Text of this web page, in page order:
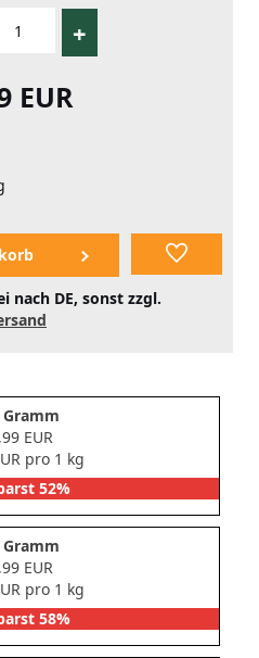
+
EUR
nach DE, sonst zzgl.
Gramm
EUR
pro 1 kg
52%
Gramm
EUR
pro 1 kg
58%